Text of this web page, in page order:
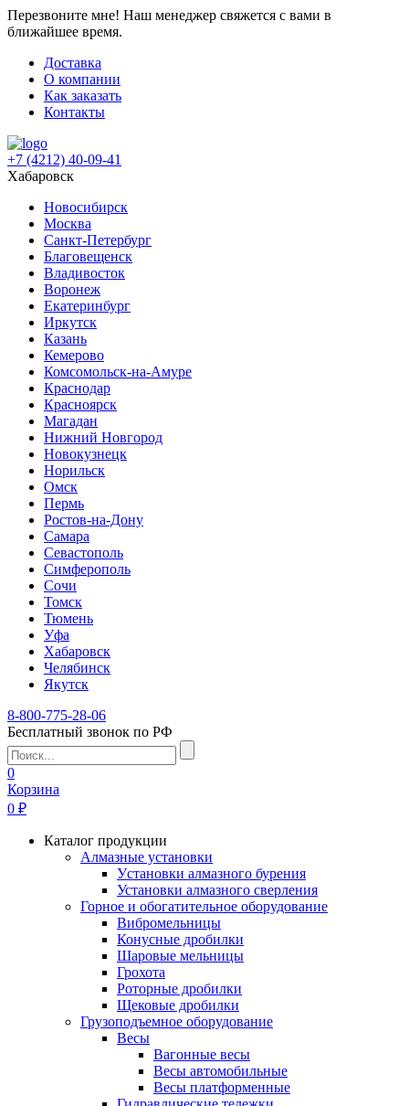
Перезвоните мне! Наш менеджер свяжется с вами в
ближайшее время.
Доставка
О компании
Как заказать
Контакты
+7 (4212) 40-09-41
Хабаровск
Новосибирск
Москва
Санкт-Петербург
Благовещенск
Владивосток
Воронеж
Екатеринбург
Иркутск
Казань
Кемерово
Комсомольск-на-Амуре
Краснодар
Красноярск
Магадан
Нижний Новгород
Новокузнецк
Норильск
Омск
Пермь
Ростов-на-Дону
Самара
Севастополь
Симферополь
Сочи
Томск
Тюмень
Уфа
Хабаровск
Челябинск
Якутск
8-800-775-28-06
Бесплатный звонок по РФ
0
Корзина
0 ₽
Каталог продукции
Алмазные установки
Уcтановки алмазного бурения
Установки алмазного сверления
Горное и обогатительное оборудование
Вибромельницы
Конусные дробилки
Шаровые мельницы
Грохота
Роторные дробилки
Щековые дробилки
Грузоподъемное оборудование
Весы
Вагонные весы
Весы автомобильные
Весы платформенные